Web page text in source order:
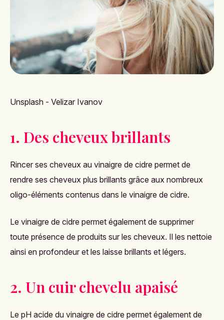
Unsplash - Velizar Ivanov
1. Des cheveux brillants
Rincer ses cheveux au vinaigre de cidre permet de
rendre ses cheveux plus brillants grâce aux nombreux
oligo-éléments contenus dans le vinaigre de cidre.
Le vinaigre de cidre permet également de supprimer
toute présence de produits sur les cheveux. Il les nettoie
ainsi en profondeur et les laisse brillants et légers.
2. Un cuir chevelu apaisé
Le pH acide du vinaigre de cidre permet également de